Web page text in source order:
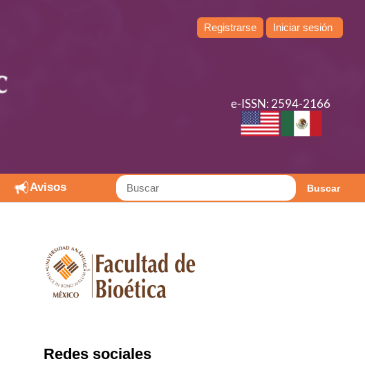
Avisos Buscar
Registrarse Iniciar sesión
Redes sociales
e-ISSN: 2594-2166